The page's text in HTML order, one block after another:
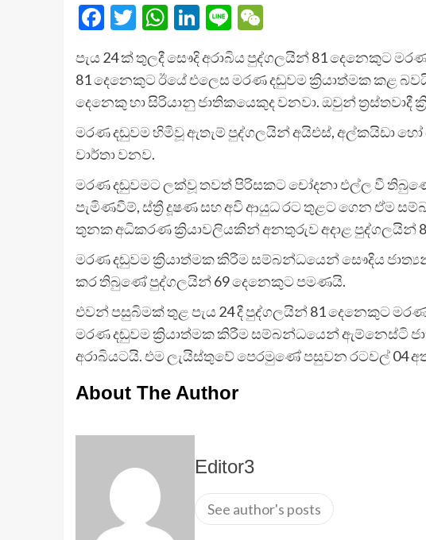
Facebook
Twitter
WhatsApp
LinkedIn
LineWeChat
පැය 24 ක් තුලදී සෞදි අරාබිය පුද්ගලයින් 81 දෙනෙකුට
81 දෙනෙකුට ඊයේ එලෙස මරණ දඬුවම ක්‍රියාත්මක කළ
දෙනෙකු හා සිරියානු ජාතිකයෙකුද වනවා. ඔවුන්
මරණ දඬුවම හිමිවූ ඇතැම් පුද්ගලයින් අයිඑස්, අල්කයිඩා
වාර්තා වනව.
මරණ දඬුවමට ලක්වූ තවත් පිරිසකට චෝදනා එල්ල වී තිබුණේ
පැමිණවීම්, ස්ත්‍රී දූෂණ සහ අවි ආයුධ රට තුළට ගෙන ඒම
තුනක අධිකරණ ක්‍රියාවලියකින් අනතුරුව අදාළ පුද්ගලයින්
මරණ දඬුවම ක්‍රියාත්මක කිරීම සම්බන්ධයෙන් සෞදිය
කර තිබුණේ පුද්ගලයින් 69 දෙනෙකුට පමණයි.
එවන් පසුබිමක් තුළ පැය 24 දී පුද්ගලයින් 81 දෙනෙකුට
මරණ දඬුවම ක්‍රියාත්මක කිරීම සම්බන්ධයෙන් ඇම්නෙස්ටි
අරාබියටයි. එම ලැයිස්තුවේ පෙරමුණේ පසුවන රටවල් 04
About The Author
Editor3
See author's posts